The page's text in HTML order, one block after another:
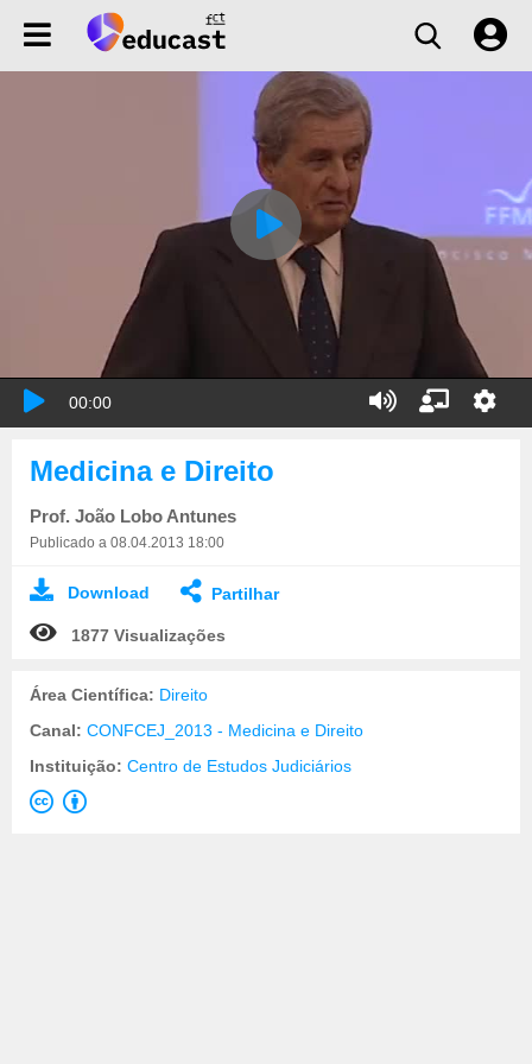
00:00
Medicina e Direito
Prof. João Lobo Antunes
Publicado a 08.04.2013 18:00
Download Partilhar
1877 Visualizações
Área Científica: Direito
Canal: CONFCEJ_2013 - Medicina e Direito
Instituição: Centro de Estudos Judiciários